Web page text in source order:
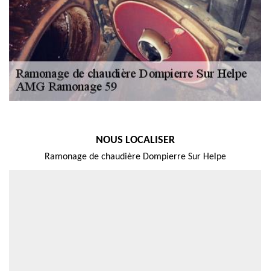
NOUS LOCALISER
Ramonage de chaudière Dompierre Sur Helpe